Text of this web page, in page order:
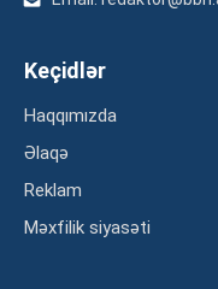
Keçidlər
Haqqımızda
Əlaqə
Reklam
Məxfilik siyasəti